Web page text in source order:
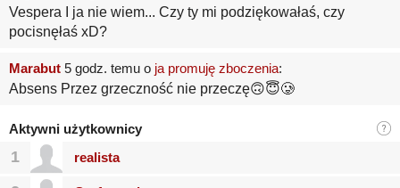
Vespera I ja nie wiem... Czy ty mi podziękowałaś, czy
pocisnęłaś xD?
Marabut 5 godz. temu o ja promuję zboczenia:
Absens Przez grzeczność nie przeczę🙃😇🥲
Aktywni użytkownicy
1 realista